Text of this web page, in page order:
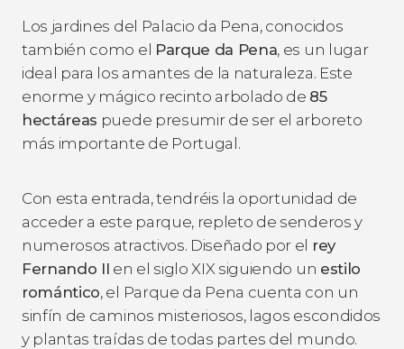
Los jardines del Palacio da Pena, conocidos
también como el Parque da Pena, es un lugar
ideal para los amantes de la naturaleza. Este
enorme y mágico recinto arbolado de 85
hectáreas puede presumir de ser el arboreto
más importante de Portugal.
Con esta entrada, tendréis la oportunidad de
acceder a este parque, repleto de senderos y
numerosos atractivos. Diseñado por el rey
Fernando II en el siglo XIX siguiendo un estilo
romántico, el Parque da Pena cuenta con un
sinfín de caminos misteriosos, lagos escondidos
y plantas traídas de todas partes del mundo.